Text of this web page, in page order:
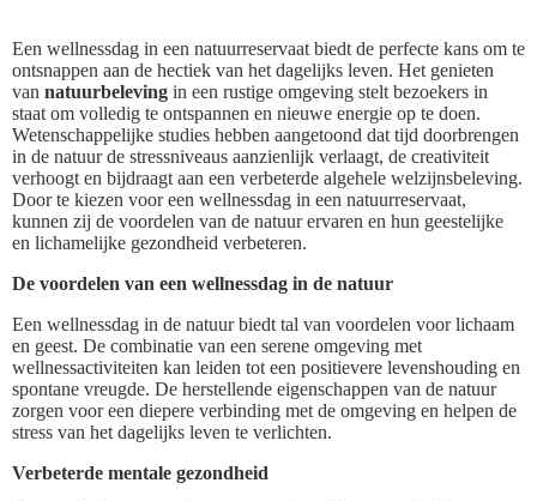
Een wellnessdag in een natuurreservaat biedt de perfecte kans om te
ontsnappen aan de hectiek van het dagelijks leven. Het genieten
van natuurbeleving in een rustige omgeving stelt bezoekers in
staat om volledig te ontspannen en nieuwe energie op te doen.
Wetenschappelijke studies hebben aangetoond dat tijd doorbrengen
in de natuur de stressniveaus aanzienlijk verlaagt, de creativiteit
verhoogt en bijdraagt aan een verbeterde algehele welzijnsbeleving.
Door te kiezen voor een wellnessdag in een natuurreservaat,
kunnen zij de voordelen van de natuur ervaren en hun geestelijke
en lichamelijke gezondheid verbeteren.
De voordelen van een wellnessdag in de natuur
Een wellnessdag in de natuur biedt tal van voordelen voor lichaam
en geest. De combinatie van een serene omgeving met
wellnessactiviteiten kan leiden tot een positievere levenshouding en
spontane vreugde. De herstellende eigenschappen van de natuur
zorgen voor een diepere verbinding met de omgeving en helpen de
stress van het dagelijks leven te verlichten.
Verbeterde mentale gezondheid